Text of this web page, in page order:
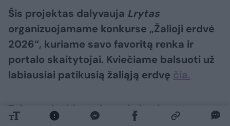
Šis projektas dalyvauja Lrytas
organizuojamame konkurse „Žalioji erdvė
2026“, kuriame savo favoritą renka ir
portalo skaitytojai. Kviečiame balsuoti už
labiausiai patikusią žaliąją erdvę čia.
Taip pat laukiame ir naujų konkurso